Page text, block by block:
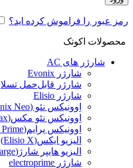
رمز عبور را فراموش کرده اید؟
محصولات اکوتک
شارژر های AC
شارژر Evonix
شارژر قابل‌حمل تسلا
شارژر Elisio
اِوونیکس نئو (Evonix Neo)
اِوونیکس نئو مکس(Evonix NeoMax)
اِوونیکس پرایم(Evonix Prime)
الیزیو ایکس(Elisio X)
الیزیو هایپر شارژ(Elisio HyperCharge)
شارژر electroprime